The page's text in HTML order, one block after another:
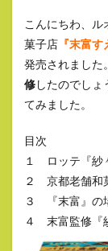
こんにちわ、ル
菓子店 『末富
発売されました
修したのでし
てみました。
目次
１ ロッテ『紗
２ 京都老舗和
３ 『末富』の
４ 末富監修『